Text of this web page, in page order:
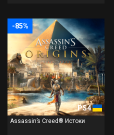
-85%
PS4
Assassin’s Creed® Истоки